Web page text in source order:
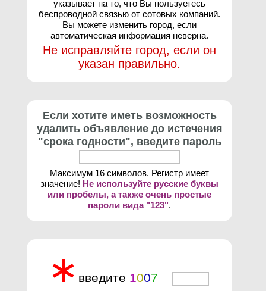
указывает на то, что Вы пользуетесь
беспроводной связью от сотовых компаний.
Вы можете изменить город, если
автоматическая информация неверна.
Не исправляйте город, если он
указан правильно.
Если хотите иметь возможность
удалить объявление до истечения
"срока годности", введите пароль
Максимум 16 символов. Регистр имеет
значение! Не используйте русские буквы
или пробелы, а также очень простые
пароли вида "123".
∗ введите 1007